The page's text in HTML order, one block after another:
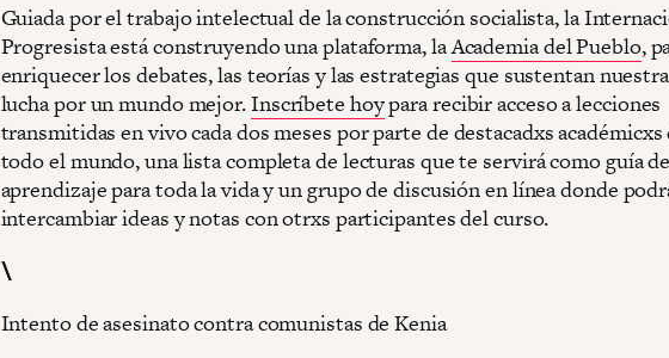
Guiada por el trabajo intelectual de la construcción socialista, la
Progresista está construyendo una plataforma, laAcademia del Pueblo,
enriquecer los debates, las teorías y las estrategias que sustentan nuestra
lucha por un mundo mejor.Inscríbete hoypara recibir acceso a lecciones
transmitidas en vivo cada dos meses por parte de destacadxs académicxs
todo el mundo, una lista completa de lecturas que te servirá como guía de
aprendizaje para toda la vida y un grupo de discusión en línea donde
intercambiar ideas y notas con otrxs participantes del curso.
\
Intento de asesinato contra comunistas de Kenia